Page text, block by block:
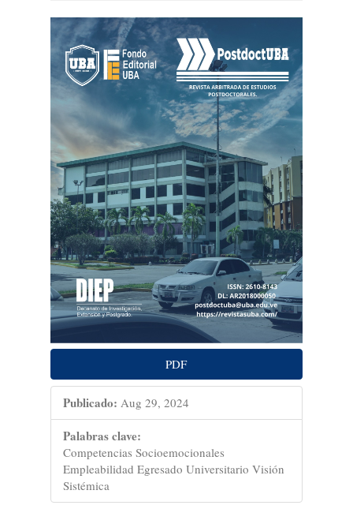
Barra
lateral
del
artículo
PDF
Publicado: Aug 29, 2024
Palabras clave:
Competencias Socioemocionales
Empleabilidad Egresado Universitario Visión
Sistémica